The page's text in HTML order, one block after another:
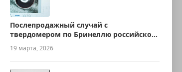
Послепродажный случай с
твердомером по Бринеллю российского
производства
19 марта, 2026